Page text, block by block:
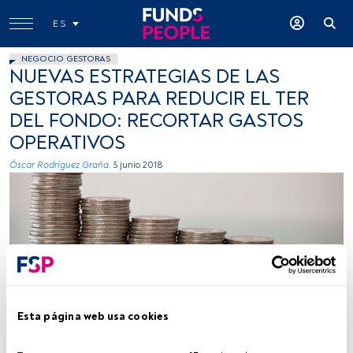
Esta página web usa cookies
ES
NEGOCIO GESTORAS
NUEVAS ESTRATEGIAS DE LAS
GESTORAS PARA REDUCIR EL TER
DEL FONDO: RECORTAR GASTOS
OPERATIVOS
Óscar Rodríguez Graña. 5 junio 2018